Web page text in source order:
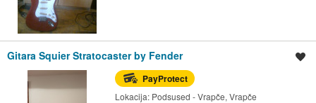
Gitara Squier Stratocaster by Fender
PayProtect
Lokacija: Podsused - Vrapče, Vrapče